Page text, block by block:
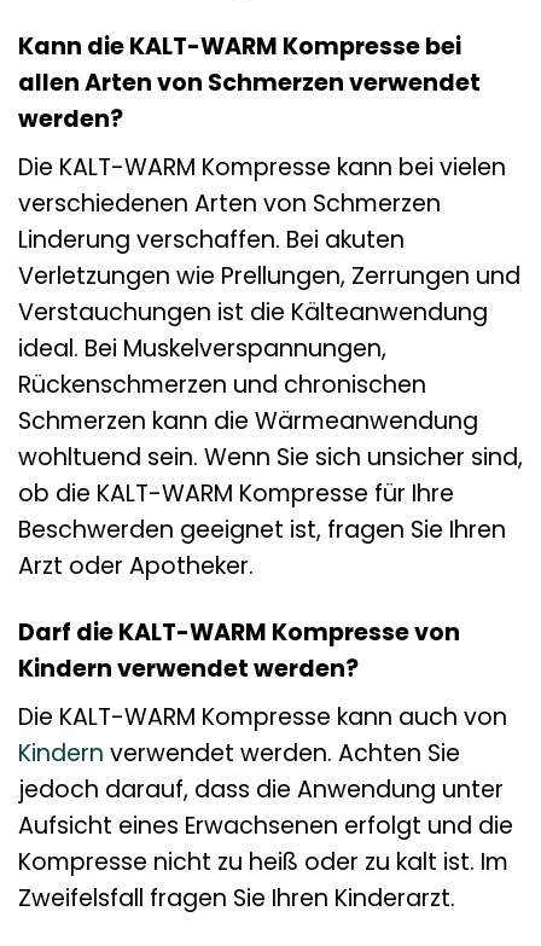
Kann die KALT-WARM Kompresse bei
allen Arten von Schmerzen verwendet
werden?
Die KALT-WARM Kompresse kann bei vielen
verschiedenen Arten von Schmerzen
Linderung verschaffen. Bei akuten
Verletzungen wie Prellungen, Zerrungen und
Verstauchungen ist die Kälteanwendung
ideal. Bei Muskelverspannungen,
Rückenschmerzen und chronischen
Schmerzen kann die Wärmeanwendung
wohltuend sein. Wenn Sie sich unsicher sind,
ob die KALT-WARM Kompresse für Ihre
Beschwerden geeignet ist, fragen Sie Ihren
Arzt oder Apotheker.
Darf die KALT-WARM Kompresse von
Kindern verwendet werden?
Die KALT-WARM Kompresse kann auch von
Kindern verwendet werden. Achten Sie
jedoch darauf, dass die Anwendung unter
Aufsicht eines Erwachsenen erfolgt und die
Kompresse nicht zu heiß oder zu kalt ist. Im
Zweifelsfall fragen Sie Ihren Kinderarzt.